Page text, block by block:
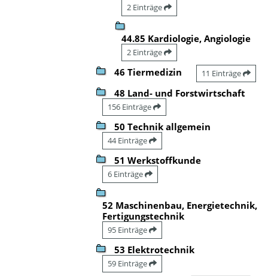
2 Einträge
44.85 Kardiologie, Angiologie
2 Einträge
46 Tiermedizin 11 Einträge
48 Land- und Forstwirtschaft
156 Einträge
50 Technik allgemein
44 Einträge
51 Werkstoffkunde
6 Einträge
52 Maschinenbau, Energietechnik,
Fertigungstechnik
95 Einträge
53 Elektrotechnik
59 Einträge